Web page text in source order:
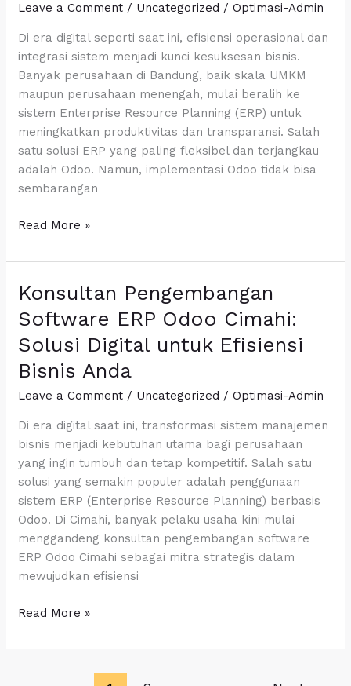
Leave a Comment / Uncategorized /Optimasi-Admin
Di era digital seperti saat ini, efisiensi operasional dan
integrasi sistem menjadi kunci kesuksesan bisnis.
Banyak perusahaan di Bandung, baik skala UMKM
maupun perusahaan menengah, mulai beralih ke
sistem Enterprise Resource Planning (ERP) untuk
meningkatkan produktivitas dan transparansi. Salah
satu solusi ERP yang paling fleksibel dan terjangkau
adalah Odoo. Namun, implementasi Odoo tidak bisa
sembarangan
Bandung:
Digitalisasi
Bisnis
Anda
Read More »
Konsultan Pengembangan
Software ERP Odoo Cimahi:
Solusi Digital untuk Efisiensi
Bisnis Anda
Leave a Comment / Uncategorized /Optimasi-Admin
Di era digital saat ini, transformasi sistem manajemen
bisnis menjadi kebutuhan utama bagi perusahaan
yang ingin tumbuh dan tetap kompetitif. Salah satu
solusi yang semakin populer adalah penggunaan
sistem ERP (Enterprise Resource Planning) berbasis
Odoo. Di Cimahi, banyak pelaku usaha kini mulai
menggandeng konsultan pengembangan software
ERP Odoo Cimahi sebagai mitra strategis dalam
mewujudkan efisiensi
Konsultan
Software
ERP
Odoo
Solusi
Digital
untuk
Efisiensi
Bisnis
Anda
Read More »